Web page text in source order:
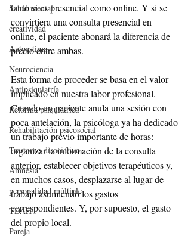
Salud mental
creatividad
Autoestima
Neurociencia
Antipsiquiatría
Reforma psiquiátrica
Rehabilitación psicosocial
Trastorno disociativo
Amnesia
personalidad múltiple
TDAH
Pareja
tanto si es presencial como online. Y si se
convirtiera una consulta presencial en
online, el paciente abonará la diferencia de
precio entre ambas.
Esta forma de proceder se basa en el valor
implicado en nuestra labor profesional.
Cuando un paciente anula una sesión con
poca antelación, la psicóloga ya ha dedicado
un trabajo previo importante de horas:
organizar la información de la consulta
anterior, establecer objetivos terapéuticos y,
en muchos casos, desplazarse al lugar de
trabajo asumiendo los gastos
correspondientes. Y, por supuesto, el gasto
del propio local.